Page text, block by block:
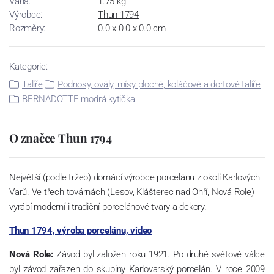
Výrobce:
Thun 1794
Rozměry:
0.0 x 0.0 x 0.0 cm
Kategorie:
Talíře
Podnosy, ovály, mísy ploché, koláčové a dortové talíře
BERNADOTTE modrá kytička
O značce Thun 1794
Největší (podle tržeb) domácí výrobce porcelánu z okolí Karlových
Varů. Ve třech továrnách (Lesov, Klášterec nad Ohří, Nová Role)
vyrábí moderní i tradiční porcelánové tvary a dekory.
Thun 1794, výroba porcelánu, video
Nová Role: Závod byl založen roku 1921. Po druhé světové válce
byl závod zařazen do skupiny Karlovarský porcelán. V roce 2009